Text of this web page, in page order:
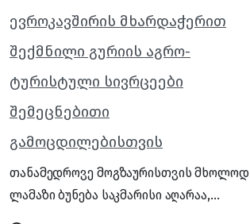
ევროკავშირის მხარდაჭერით
შექმნილი გურიის აგრო-
ტურისტული სივრცეები
შემეცნებითი
გამოცდილებისთვის
თანამედროვე მოგზაურისთვის მხოლოდ
ლამაზი ბუნება საკმარისი აღარაა,...